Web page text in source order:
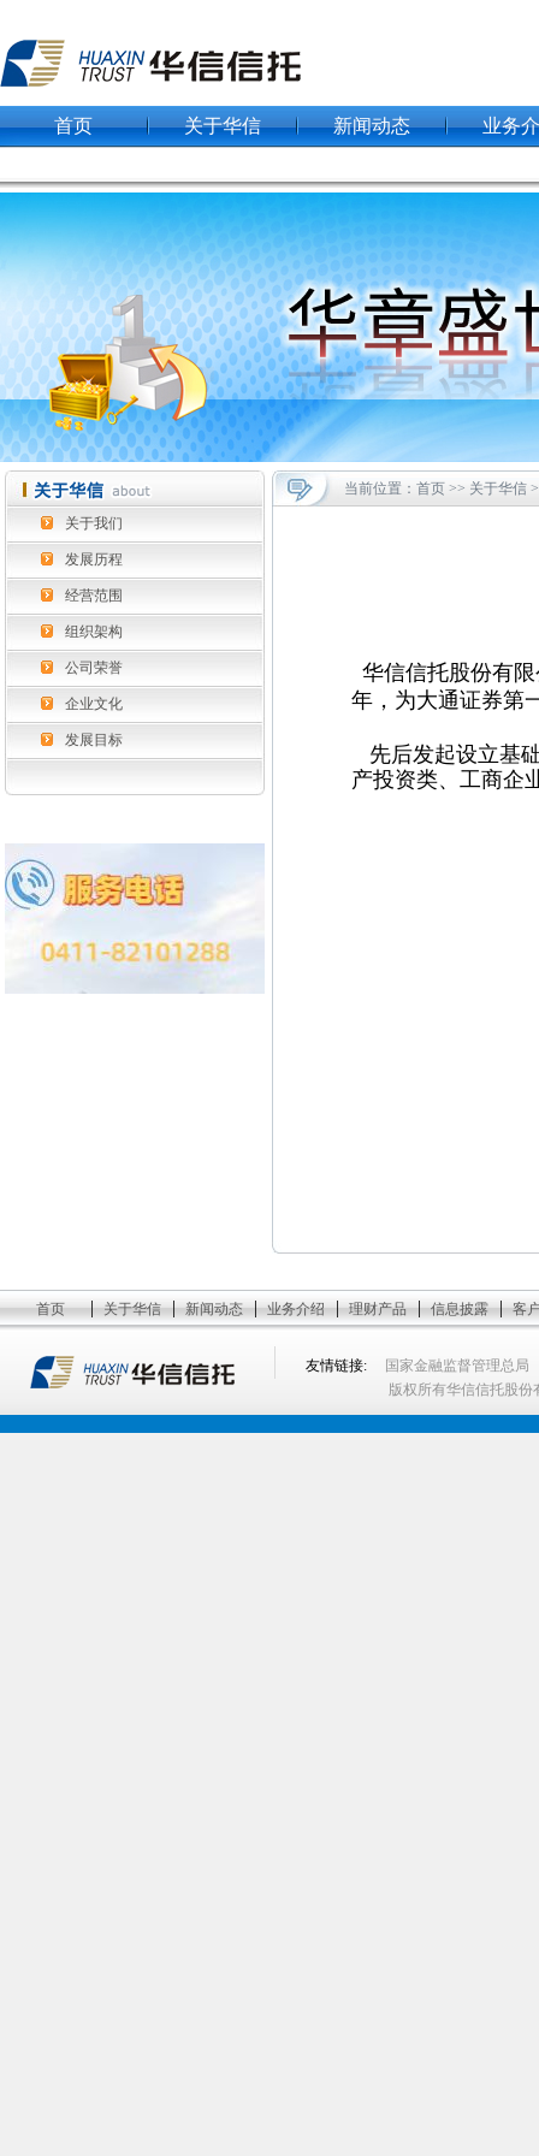
首页 关于华信 新闻动态 业务
关于我们
发展历程
经营范围
组织架构
公司荣誉
企业文化
发展目标
当前位置：首页 >> 关于华信
华信信托股份有
年， 为大通证券第
先后发起设立基
产投资类、工商企
首页 | 关于华信 | 新闻动态 | 业务介绍 | 理财产品 | 信息披露 | 客
友情链接:
国家金融监督管理总局
版权所有华信信托股